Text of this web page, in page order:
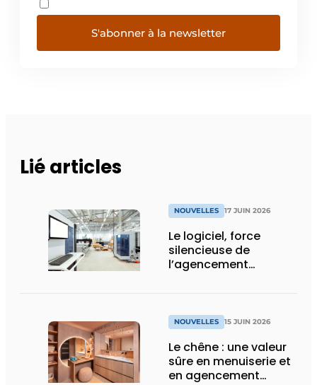
S'abonner à la newsletter
Lié articles
NOUVELLES 17 JUIN 2026
Le logiciel, force
silencieuse de
l’agencement
NOUVELLES 15 JUIN 2026
Le chêne : une valeur
sûre en menuiserie et
en agencement